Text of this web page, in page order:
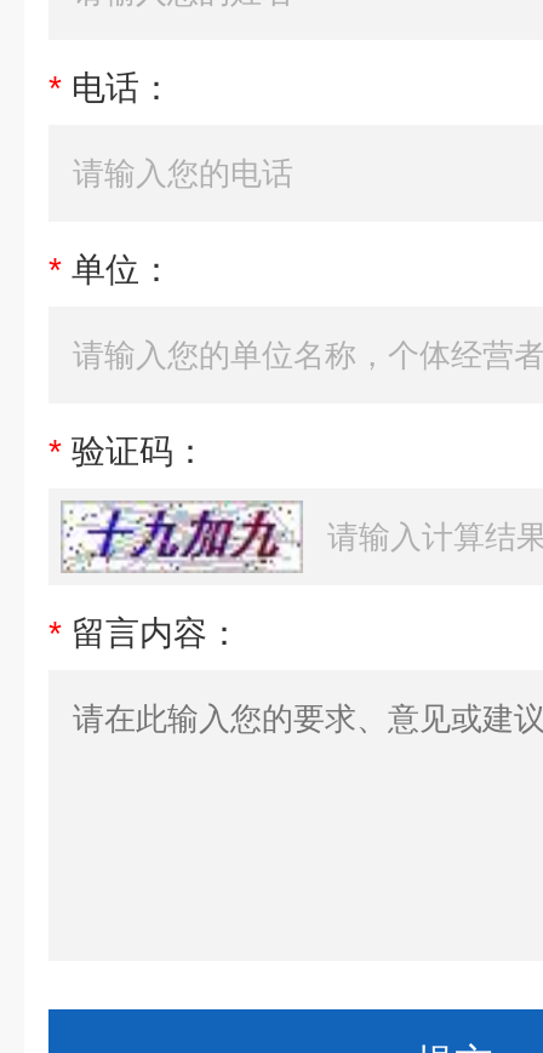
* 电话：
* 单位：
* 验证码：
* 留言内容：